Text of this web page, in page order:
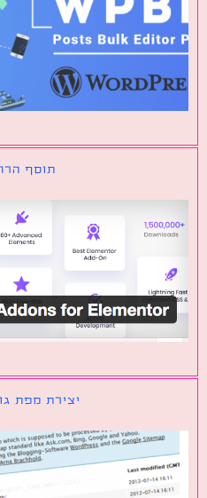
תוסף הרחבות
יצירת מפת גוגל